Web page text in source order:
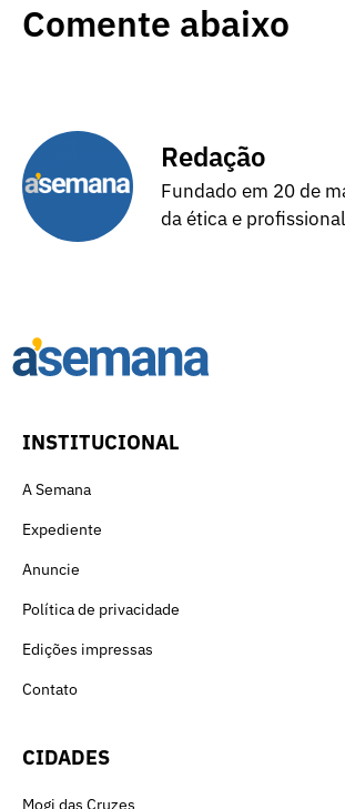
Comente abaixo
Redação
Fundado em 20 de
da ética e
INSTITUCIONAL
A Semana
Expediente
Anuncie
Política de privacidade
Edições impressas
Contato
CIDADES
Mogi das Cruzes